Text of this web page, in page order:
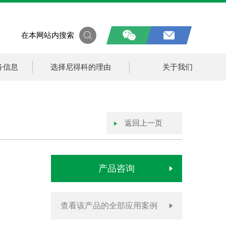
在本网站内搜索
信息 选择尼得科的理由 关于我们
返回上一页
产品咨询
查看该产品的全部应用案例